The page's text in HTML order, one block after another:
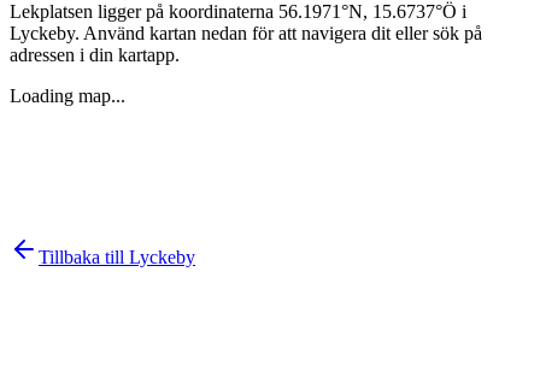
Lekplatsen ligger på koordinaterna 56.1971°N, 15.6737°Ö i
Lyckeby. Använd kartan nedan för att navigera dit eller sök på
adressen i din kartapp.
Loading map...
Tillbaka till Lyckeby